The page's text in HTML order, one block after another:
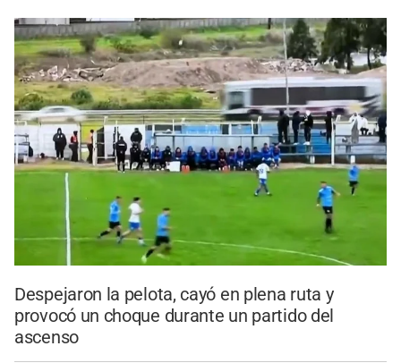
Despejaron la pelota, cayó en plena ruta y
provocó un choque durante un partido del
ascenso